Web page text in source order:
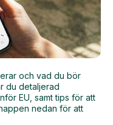
och vad du bör
du detaljerad
EU, samt tips för att
nedan för att